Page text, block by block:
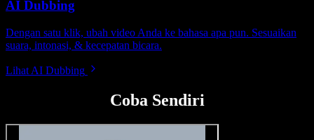
AI Dubbing
Dengan satu klik, ubah video Anda ke bahasa apa pun. Sesuaikan
suara, intonasi, & kecepatan bicara.
Lihat AI Dubbing
Coba Sendiri